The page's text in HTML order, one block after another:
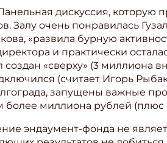
дискуссия, которую
Залу очень понравилась
«развила бурную
и практически
«сверху» (3 миллиона
(считает Игорь
запущены важные
миллиона рублей (плюс
эндаумент-фонда не